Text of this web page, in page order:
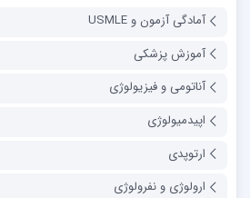
آمادگی آزمون و USMLE
آموزش پزشکی
آناتومی و فیزیولوژی
اپیدمیولوژی
ارتوپدی
ارولوژی و نفرولوژی